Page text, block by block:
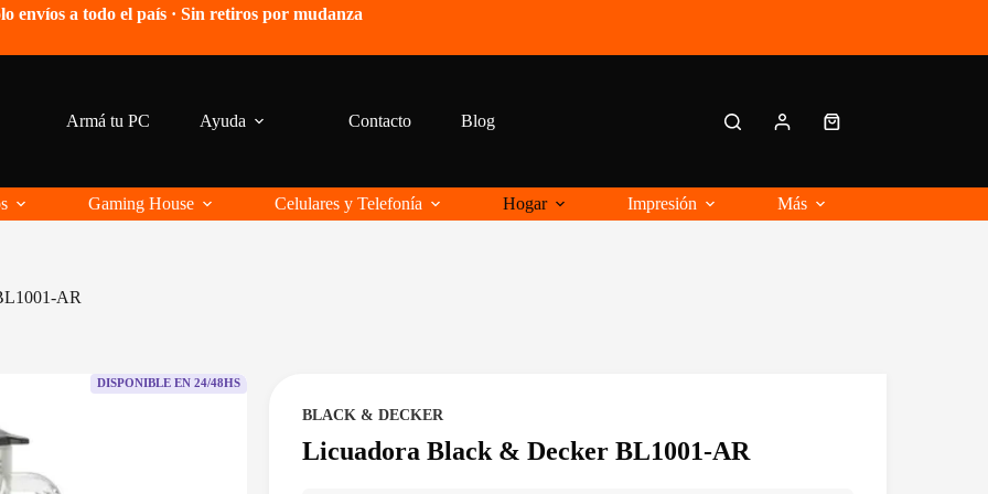
envíos a todo el país · Sin retiros por mudanza
Armá tu PC Ayuda Contacto Blog
Carro
Gaming House Celulares y Telefonía Hogar Impresión Más
AR
DISPONIBLE EN 24/48HS
BLACK & DECKER
Licuadora Black & Decker BL1001-AR